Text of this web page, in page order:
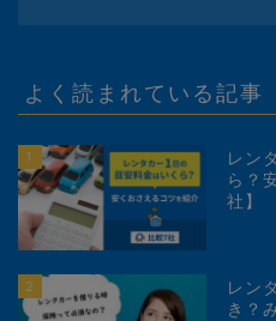
よく読まれている記事
1
レン
ら？
社】
2
レン
き？